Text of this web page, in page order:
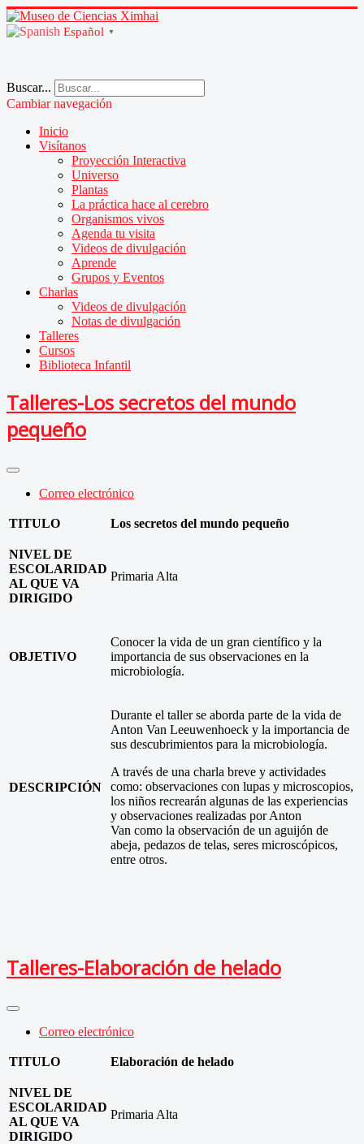
Español ▼
Buscar...
Cambiar navegación
Inicio
Visítanos
Proyección Interactiva
Universo
Plantas
La práctica hace al cerebro
Organismos vivos
Agenda tu visita
Videos de divulgación
Aprende
Grupos y Eventos
Charlas
Videos de divulgación
Notas de divulgación
Talleres
Cursos
Biblioteca Infantil
Talleres-Los secretos del mundo
pequeño
Correo electrónico
TITULO Los secretos del mundo pequeño
NIVEL DE
ESCOLARIDAD
AL QUE VA
DIRIGIDO
Primaria Alta
OBJETIVO
Conocer la vida de un gran científico y la
importancia de sus observaciones en la
microbiología.
DESCRIPCIÓN
Durante el taller se aborda parte de la vida de
Anton Van Leeuwenhoeck y la importancia de
sus descubrimientos para la microbiología.
A través de una charla breve y actividades
como: observaciones con lupas y microscopios,
los niños recrearán algunas de las experiencias
y observaciones realizadas por Anton
Van como la observación de un aguijón de
abeja, pedazos de telas, seres microscópicos,
entre otros.
Talleres-Elaboración de helado
Correo electrónico
TITULO Elaboración de helado
NIVEL DE
ESCOLARIDAD
AL QUE VA
DIRIGIDO
Primaria Alta